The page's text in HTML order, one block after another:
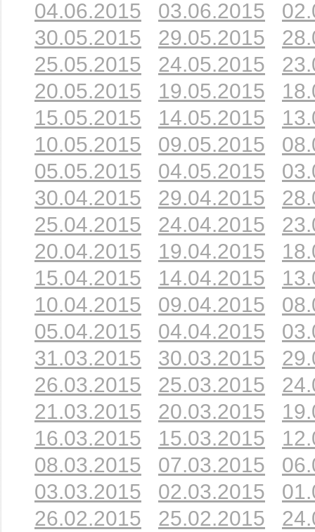
04.06.2015 03.06.2015
30.05.2015
29.05.2015
25.05.2015
24.05.2015
20.05.2015
19.05.2015
15.05.2015
14.05.2015
10.05.2015
09.05.2015
05.05.2015
04.05.2015
30.04.2015
29.04.2015
25.04.2015
24.04.2015
20.04.2015
19.04.2015
15.04.2015
14.04.2015
10.04.2015
09.04.2015
05.04.2015
04.04.2015
31.03.2015
30.03.2015
26.03.2015
25.03.2015
21.03.2015
20.03.2015
16.03.2015
15.03.2015
08.03.2015
07.03.2015
03.03.2015
02.03.2015
26.02.2015
25.02.2015